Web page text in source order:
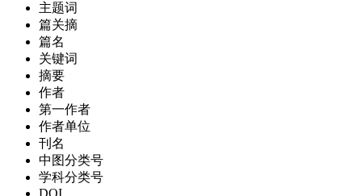
主题词
篇关摘
篇名
关键词
摘要
作者
第一作者
作者单位
刊名
中图分类号
学科分类号
DOI